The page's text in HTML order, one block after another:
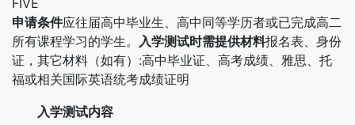
FIVE
申请条件应往届高中毕业生、高中同等学历者或已完成高二
所有课程学习的学生。 入学测试时需提供材料报名表、身份
证，其它材料（如有）:高中毕业证、高考成绩、雅思、托
福或相关国际英语统考成绩证明
入学测试内容